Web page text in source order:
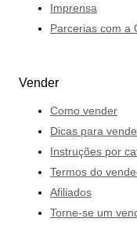
Imprensa
Parcerias com a
Vender
Como vender
Dicas para
Instruções por
Termos do
Afiliados
Torne-se um